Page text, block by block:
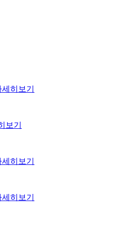
세히보기
보기
세히보기
세히보기